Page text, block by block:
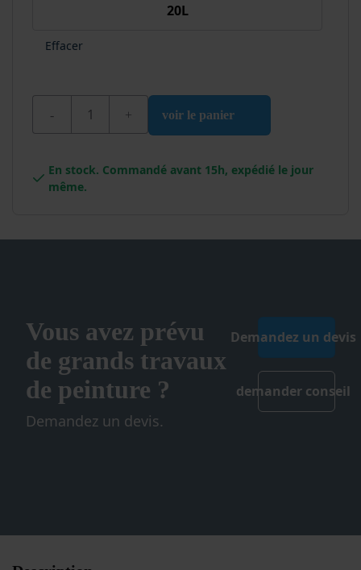
20L
Effacer
quantité de Wixx White Spirit / Térébenthine
voir le panier
En stock. Commandé avant 15h, expédié le jour
même.
Vous avez prévu
de grands travaux
de peinture ?
Demandez un devis.
Demandez un devis
demander conseil